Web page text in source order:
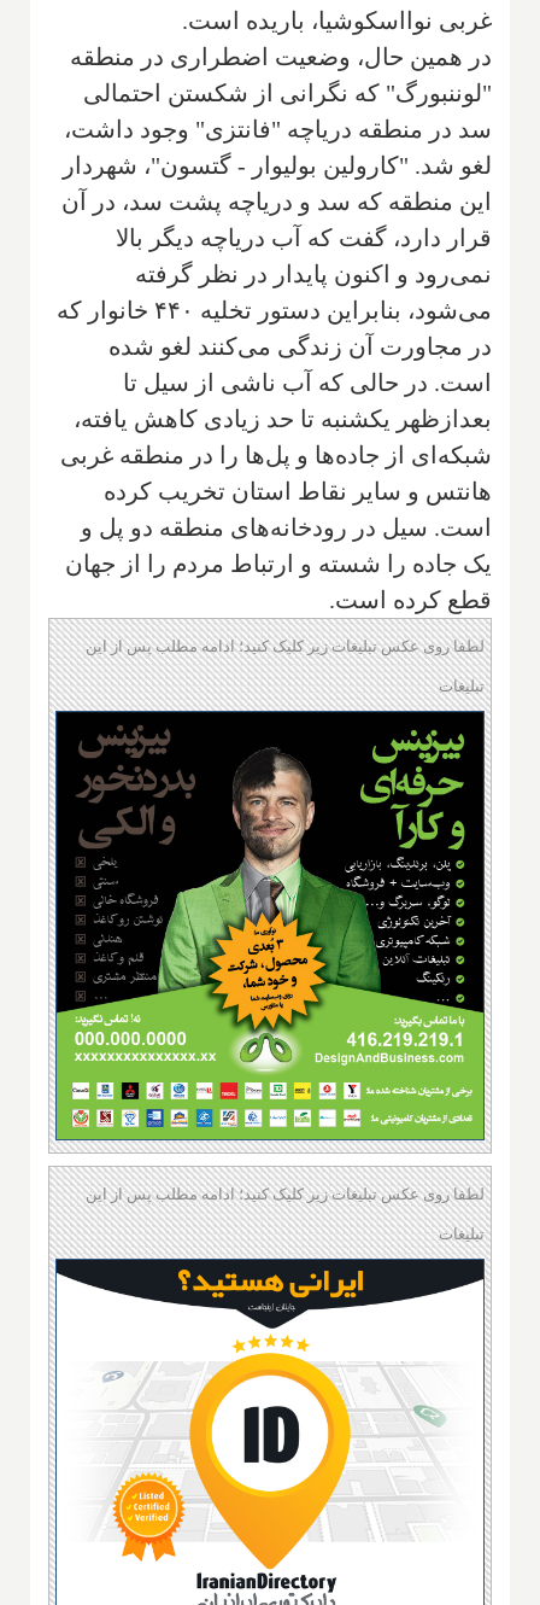
غربی نوااسکوشیا، باریده است.
در همین حال، وضعیت اضطراری در منطقه
"لوننبورگ" که نگرانی از شکستن احتمالی
سد در منطقه دریاچه "فانتزی" وجود داشت،
لغو شد. "کارولین بولیوار - گتسون"، شهردار
این منطقه که سد و دریاچه پشت سد، در آن
قرار دارد، گفت که آب دریاچه دیگر بالا
نمی‌رود و اکنون پایدار در نظر گرفته
می‌شود، بنابراین دستور تخلیه ۴۴۰ خانوار که
در مجاورت آن زندگی می‌کنند لغو شده
است. در حالی که آب ناشی از سیل تا
بعدازظهر یکشنبه تا حد زیادی کاهش یافته،
شبکه‌ای از جاده‌ها و پل‌ها را در منطقه غربی
هانتس و سایر نقاط استان تخریب کرده
است. سیل در رودخانه‌های منطقه دو پل و
یک جاده را شسته و ارتباط مردم را از جهان
قطع کرده است.
لطفا روی عکس تبلیغات زیر کلیک کنید؛ ادامه مطلب پس از این
تبلیغات
لطفا روی عکس تبلیغات زیر کلیک کنید؛ ادامه مطلب پس از این
تبلیغات